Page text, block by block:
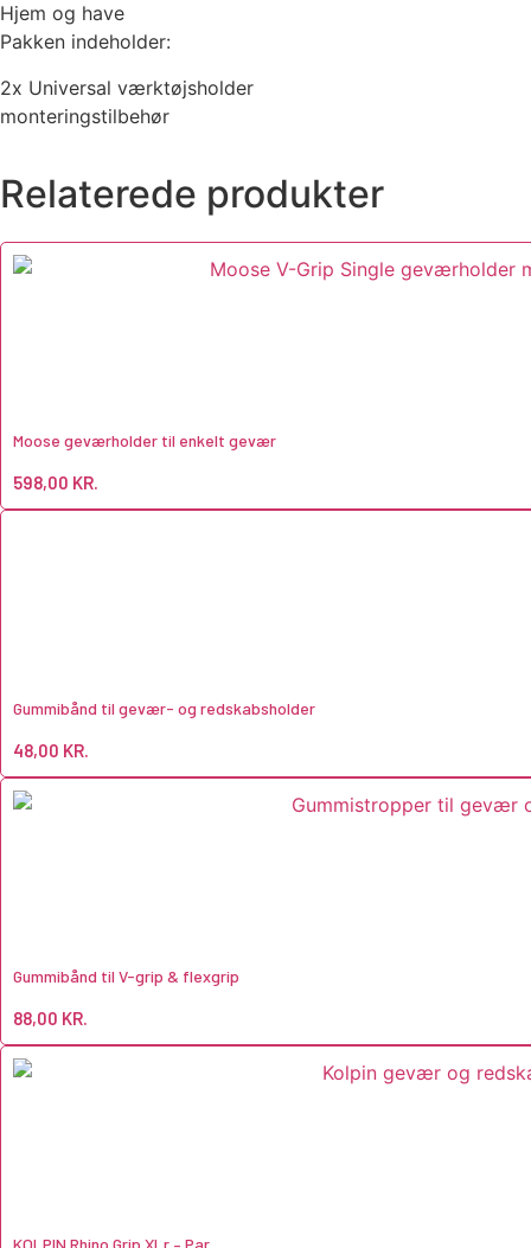
Hjem og have
Pakken indeholder:
2x Universal værktøjsholder
monteringstilbehør
Relaterede produkter
Moose geværholder til enkelt gevær
598,00 KR.
Gummibånd til gevær- og redskabsholder
48,00 KR.
Gummibånd til V-grip & flexgrip
88,00 KR.